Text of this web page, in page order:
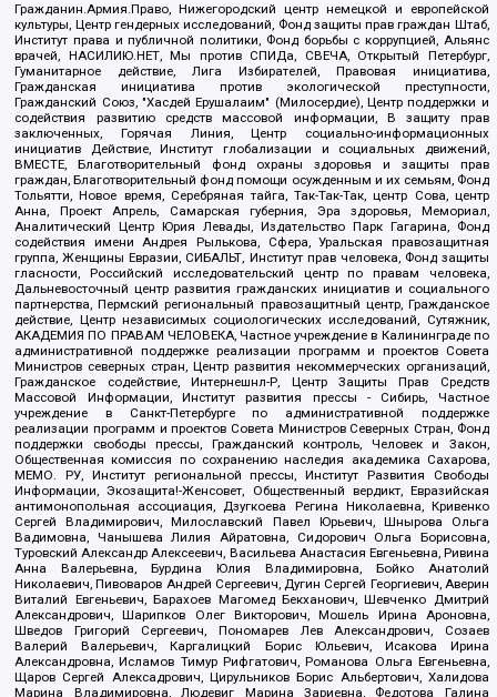
Гражданин.Армия.Право, Нижегородский центр немецкой и европейской
культуры, Центр гендерных исследований, Фонд защиты прав граждан Штаб,
Институт права и публичной политики, Фонд борьбы с коррупцией, Альянс
врачей, НАСИЛИЮ.НЕТ, Мы против СПИДа, СВЕЧА, Открытый Петербург,
Гуманитарное действие, Лига Избирателей, Правовая инициатива,
Гражданская инициатива против экологической преступности,
Гражданский Союз, "Хасдей Ерушалаим" (Милосердие), Центр поддержки и
содействия развитию средств массовой информации, В защиту прав
заключенных, Горячая Линия, Центр социально-информационных
инициатив Действие, Институт глобализации и социальных движений,
ВМЕСТЕ, Благотворительный фонд охраны здоровья и защиты прав
граждан, Благотворительный фонд помощи осужденным и их семьям, Фонд
Тольятти, Новое время, Серебряная тайга, Так-Так-Так, центр Сова, центр
Анна, Проект Апрель, Самарская губерния, Эра здоровья, Мемориал,
Аналитический Центр Юрия Левады, Издательство Парк Гагарина, Фонд
содействия имени Андрея Рылькова, Сфера, Уральская правозащитная
группа, Женщины Евразии, СИБАЛЬТ, Институт прав человека, Фонд защиты
гласности, Российский исследовательский центр по правам человека,
Дальневосточный центр развития гражданских инициатив и социального
партнерства, Пермский региональный правозащитный центр, Гражданское
действие, Центр независимых социологических исследований, Сутяжник,
АКАДЕМИЯ ПО ПРАВАМ ЧЕЛОВЕКА, Частное учреждение в Калининграде по
административной поддержке реализации программ и проектов Совета
Министров северных стран, Центр развития некоммерческих организаций,
Гражданское содействие, Интернешнл-Р, Центр Защиты Прав Средств
Массовой Информации, Институт развития прессы - Сибирь, Частное
учреждение в Санкт-Петербурге по административной поддержке
реализации программ и проектов Совета Министров Северных Стран, Фонд
поддержки свободы прессы, Гражданский контроль, Человек и Закон,
Общественная комиссия по сохранению наследия академика Сахарова,
МЕМО. РУ, Институт региональной прессы, Институт Развития Свободы
Информации, Экозащита!-Женсовет, Общественный вердикт, Евразийская
антимонопольная ассоциация, Дзугкоева Регина Николаевна, Кривенко
Сергей Владимирович, Милославский Павел Юрьевич, Шнырова Ольга
Вадимовна, Чанышева Лилия Айратовна, Сидорович Ольга Борисовна,
Туровский Александр Алексеевич, Васильева Анастасия Евгеньевна, Ривина
Анна Валерьевна, Бурдина Юлия Владимировна, Бойко Анатолий
Николаевич, Пивоваров Андрей Сергеевич, Дугин Сергей Георгиевич, Аверин
Виталий Евгеньевич, Барахоев Магомед Бекханович, Шевченко Дмитрий
Александрович, Шарипков Олег Викторович, Мошель Ирина Ароновна,
Шведов Григорий Сергеевич, Пономарев Лев Александрович, Созаев
Валерий Валерьевич, Каргалицкий Борис Юльевич, Исакова Ирина
Александровна, Исламов Тимур Рифгатович, Романова Ольга Евгеньевна,
Щаров Сергей Алексадрович, Цирульников Борис Альбертович, Халидова
Марина Владимировна, Людевиг Марина Зариевна, Федотова Галина